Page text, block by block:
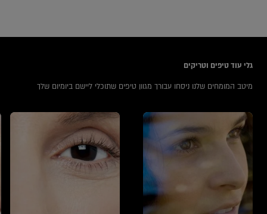
גלי עוד טיפים וטריקים
מיטב המומחים שלנו ניסחו עבורך מגוון טיפים שתוכלי ליישם ביומיום שלך